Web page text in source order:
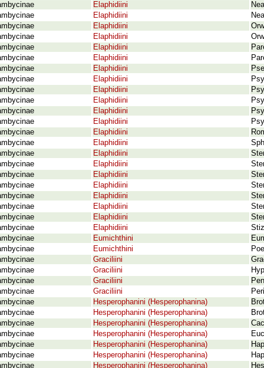
Elaphidiini
Elaphidiini
Elaphidiini
Elaphidiini
Elaphidiini
Elaphidiini
Elaphidiini
Elaphidiini
Elaphidiini
Elaphidiini
Elaphidiini
Elaphidiini
Elaphidiini
Elaphidiini
Elaphidiini
Elaphidiini
Elaphidiini
Elaphidiini
Elaphidiini
Elaphidiini
Elaphidiini
Elaphidiini
Eumichthini
Eumichthini
Graciliini
Graciliini
Graciliini
Graciliini
Hesperophanini (Hesperophanina)
Hesperophanini (Hesperophanina)
Hesperophanini (Hesperophanina)
Hesperophanini (Hesperophanina)
Hesperophanini (Hesperophanina)
Hesperophanini (Hesperophanina)
Hesperophanini (Hesperophanina)